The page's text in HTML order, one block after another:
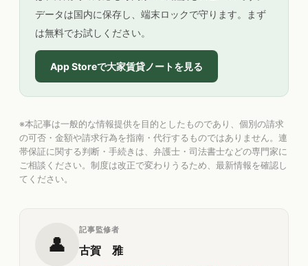
データは国内に保存し、端末ロックで守ります。まず
は無料でお試しください。
App Storeで大家賃貸ノートを見る
※本記事は一般的な情報提供を目的としたものであり、個別の請求
の可否・金額や請求行為を指南・代行するものではありません。連
帯保証に関する判断・手続きは、弁護士・司法書士などの専門家に
ご相談ください。制度は改正で変わりうるため、最新情報を確認し
てください。
👤
記事監修者
古賀 雅